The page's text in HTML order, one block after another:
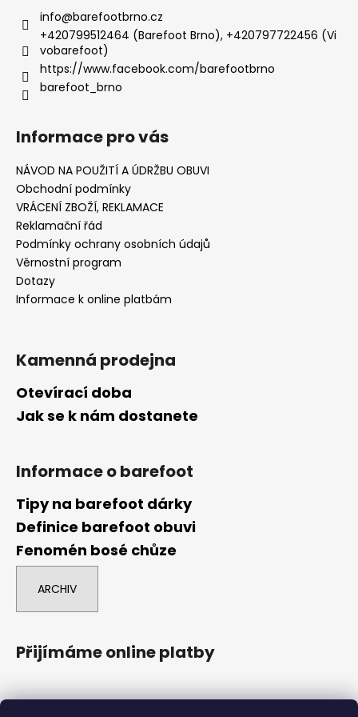
info@barefootbrno.cz
+420799512464 (Barefoot Brno), +420797722456 (Vi
vobarefoot)
https://www.facebook.com/barefootbrno
barefoot_brno
Informace pro vás
NÁVOD NA POUŽITÍ A ÚDRŽBU OBUVI
Obchodní podmínky
VRÁCENÍ ZBOŽÍ, REKLAMACE
Reklamační řád
Podmínky ochrany osobních údajů
Věrnostní program
Dotazy
Informace k online platbám
Kamenná prodejna
Otevírací doba
Jak se k nám dostanete
Informace o barefoot
Tipy na barefoot dárky
Definice barefoot obuvi
Fenomén bosé chůze
ARCHIV
Přijímáme online platby